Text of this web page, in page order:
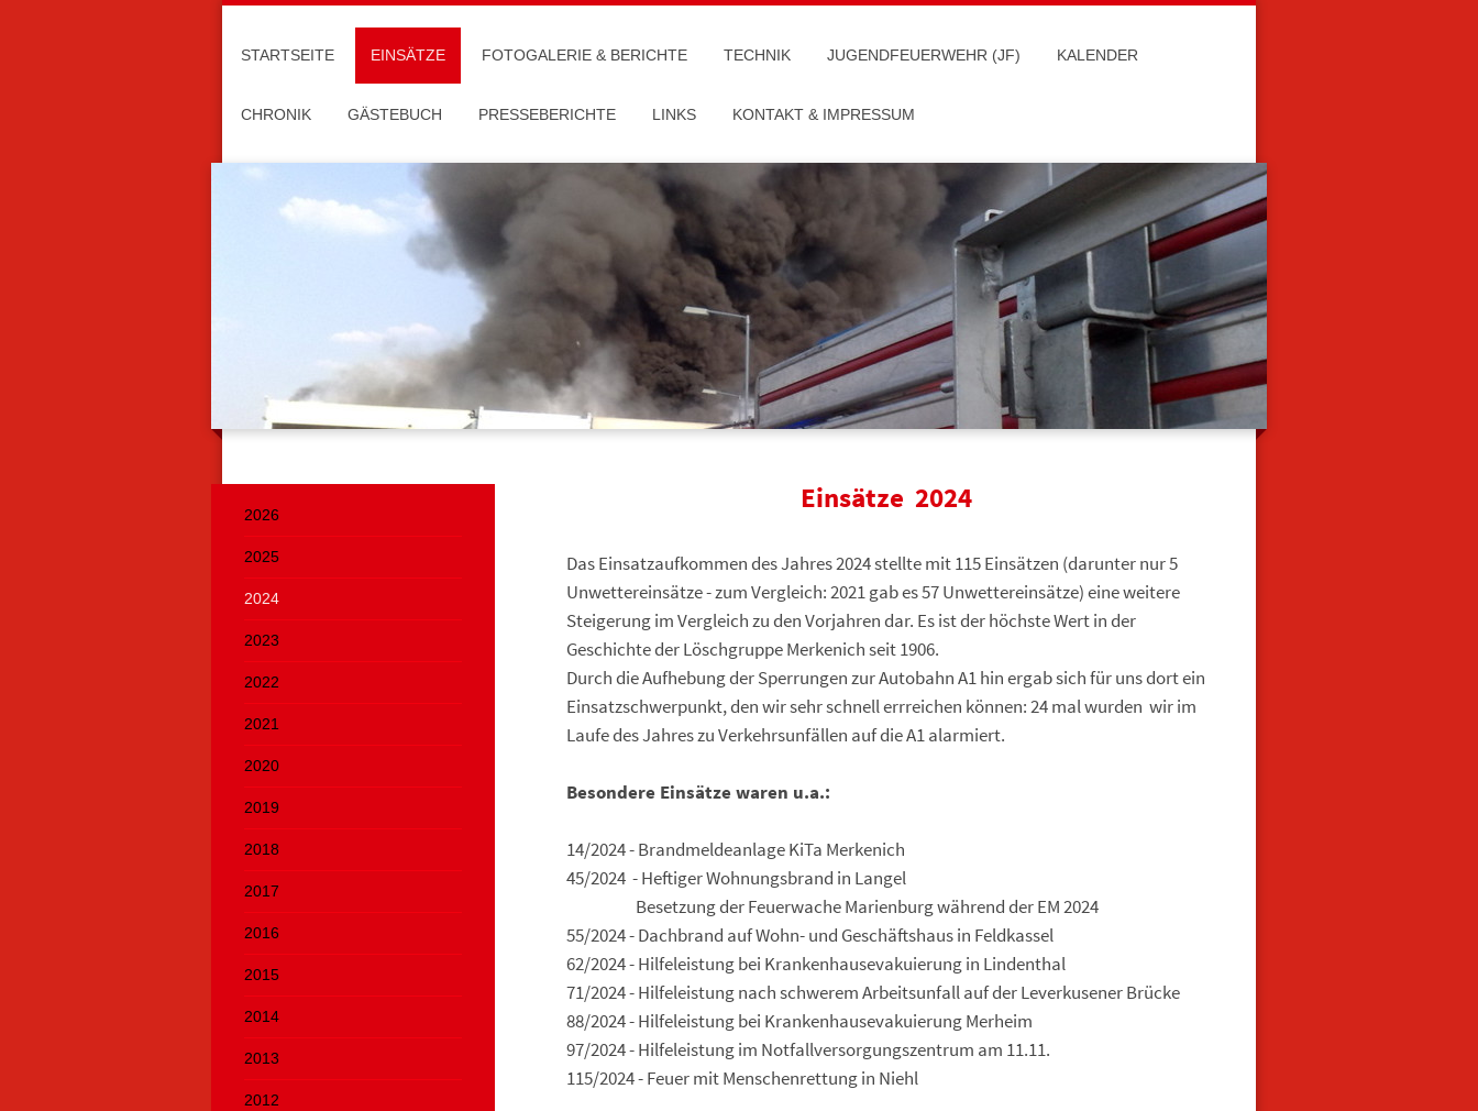
STARTSEITE EINSÄTZE FOTOGALERIE & BERICHTE TECHNIK JUGENDFEUERWEHR (JF) KALENDER
CHRONIK GÄSTEBUCH PRESSEBERICHTE LINKS KONTAKT & IMPRESSUM
Einsätze 2024
Das Einsatzaufkommen des Jahres 2024 stellte mit 115 Einsätzen (darunter nur 5
Unwettereinsätze - zum Vergleich: 2021 gab es 57 Unwettereinsätze) eine weitere
Steigerung im Vergleich zu den Vorjahren dar. Es ist der höchste Wert in der
Geschichte der Löschgruppe Merkenich seit 1906.
Durch die Aufhebung der Sperrungen zur Autobahn A1 hin ergab sich für uns dort ein
Einsatzschwerpunkt, den wir sehr schnell errreichen können: 24 mal wurden wir im
Laufe des Jahres zu Verkehrsunfällen auf die A1 alarmiert.
Besondere Einsätze waren u.a.:
14/2024 - Brandmeldeanlage KiTa Merkenich
45/2024 - Heftiger Wohnungsbrand in Langel
Besetzung der Feuerwache Marienburg während der EM 2024
55/2024 - Dachbrand auf Wohn- und Geschäftshaus in Feldkassel
62/2024 - Hilfeleistung bei Krankenhausevakuierung in Lindenthal
71/2024 - Hilfeleistung nach schwerem Arbeitsunfall auf der Leverkusener Brücke
88/2024 - Hilfeleistung bei Krankenhausevakuierung Merheim
97/2024 - Hilfeleistung im Notfallversorgungszentrum am 11.11.
115/2024 - Feuer mit Menschenrettung in Niehl
2026
2025
2024
2023
2022
2021
2020
2019
2018
2017
2016
2015
2014
2013
2012